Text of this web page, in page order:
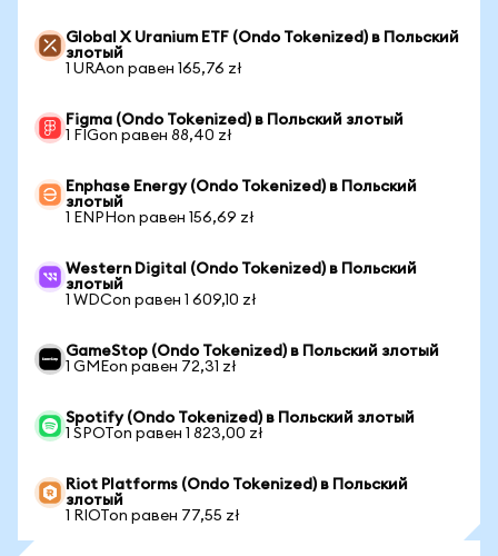
Global X Uranium ETF (Ondo Tokenized) в Польский
злотый
1 URAon равен 165,76 zł
Figma (Ondo Tokenized) в Польский злотый
1 FIGon равен 88,40 zł
Enphase Energy (Ondo Tokenized) в Польский
злотый
1 ENPHon равен 156,69 zł
Western Digital (Ondo Tokenized) в Польский
злотый
1 WDCon равен 1 609,10 zł
GameStop (Ondo Tokenized) в Польский злотый
1 GMEon равен 72,31 zł
Spotify (Ondo Tokenized) в Польский злотый
1 SPOTon равен 1 823,00 zł
Riot Platforms (Ondo Tokenized) в Польский
злотый
1 RIOTon равен 77,55 zł